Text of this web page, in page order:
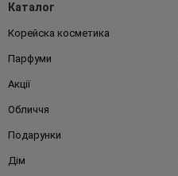
Каталог
Корейска косметика
Парфуми
Акції
Обличчя
Подарунки
Дім